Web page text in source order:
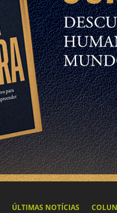
ÚLTIMAS NOTÍCIAS